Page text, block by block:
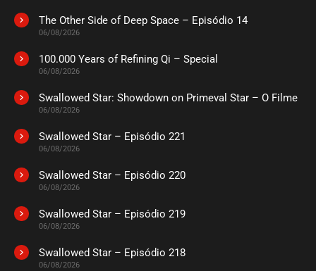
The Other Side of Deep Space – Episódio 14
06/08/2026
100.000 Years of Refining Qi – Special
06/08/2026
Swallowed Star: Showdown on Primeval Star – O Filme
06/08/2026
Swallowed Star – Episódio 221
06/08/2026
Swallowed Star – Episódio 220
06/08/2026
Swallowed Star – Episódio 219
06/08/2026
Swallowed Star – Episódio 218
06/08/2026